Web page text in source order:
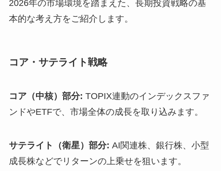
2026年の市場環境を踏まえた、長期投資戦略の基
本的な考え方をご紹介します。
コア・サテライト戦略
コア（中核）部分: TOPIX連動のインデックスファ
ンドやETFで、市場全体の成長を取り込みます。
サテライト（衛星）部分: AI関連株、銀行株、小型
成長株などでリターンの上乗せを狙います。